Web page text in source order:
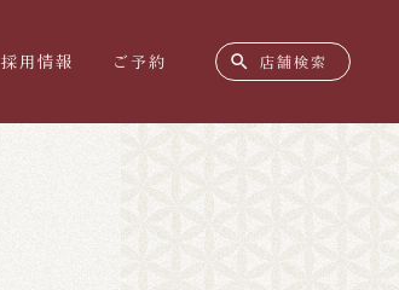
採用情報 ご予約 search 店舗検索